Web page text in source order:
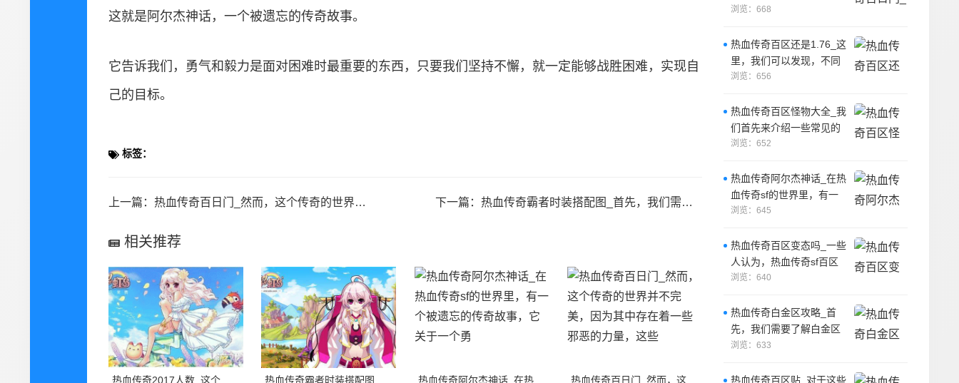
这就是阿尔杰神话，一个被遗忘的传奇故事。
它告诉我们，勇气和毅力是面对困难时最重要的东西，只要我们坚持不懈，就一定能够战胜困难，实现自
己的目标。
标签：
上一篇： 热血传奇百日门_然而，这个传奇的世界并不完美，因为其中存在着一些邪恶的力量，这些 下一篇： 热血传奇霸者时装搭配图_首先，我们需要考虑游戏中的需要。
相关推荐
热血传奇阿尔杰神话_在热血传奇sf的世界里，有一个被遗忘的传奇故事，它关于一个勇 热血传奇百日门_然而，这个传奇的世界并不完美，因为其中存在着一些邪恶的力量，这些
因为其中存在着一些邪恶
浏览：668
热血传奇百区还是1.76_这
里，我们可以发现，不同
的玩家有着不同的背景和
浏览：656
热血传奇百区怪物大全_我
们首先来介绍一些常见的
怪物。
浏览：652
热血传奇阿尔杰神话_在热
血传奇sf的世界里，有一
个被遗忘的传奇故事，它
浏览：645
热血传奇百区变态吗_一些
人认为，热血传奇sf百区
并不变态，因为游戏中仍
浏览：640
热血传奇白金区攻略_首
先，我们需要了解白金区
的游戏规则和玩法。
浏览：633
热血传奇百区贴_对于这些